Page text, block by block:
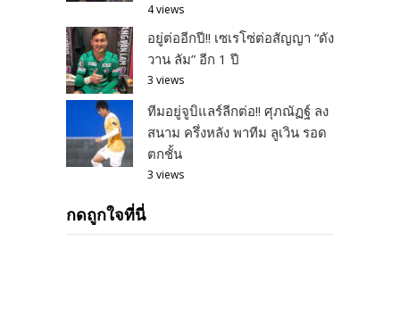
4 views
อยู่ต่ออีกปี!! เซเรโซ่ต่อสัญญา “ดัง
วาน ลัม” อีก 1 ปี
3 views
ทีมอยู่จูบิแลร์ลีกต่อ!! ศุภณัฏฐ์ ลง
สนาม ครึ่งหลัง พาทีม ลูเวิน รอด
ตกชั้น
3 views
กดถูกใจที่นี่